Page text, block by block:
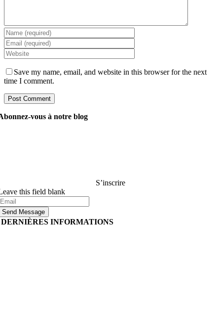
Save my name, email, and website in this browser for the next
time I comment.
vous à notre blog
S’inscrire
this field blank
Send Message
DERNIÈRES INFORMATIONS